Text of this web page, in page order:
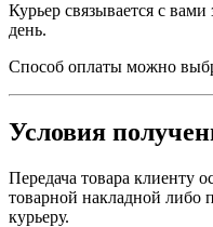
Курьер связывается с
день.
Способ оплаты можно
Условия
Передача товара клиенту
товарной накладной либо
курьеру.